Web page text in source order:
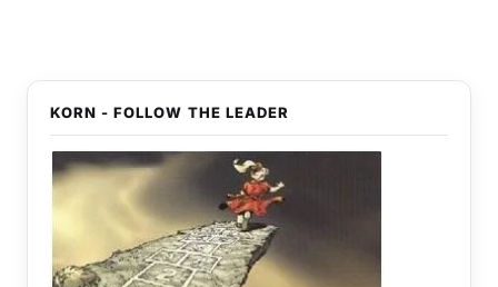
KORN - FOLLOW THE LEADER